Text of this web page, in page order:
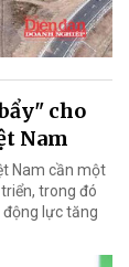
cho
Nam
Nam cần một
trong đó
lực tăng